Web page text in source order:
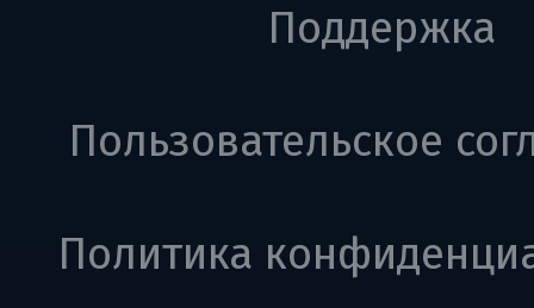
Поддержка
Пользовательское
Политика